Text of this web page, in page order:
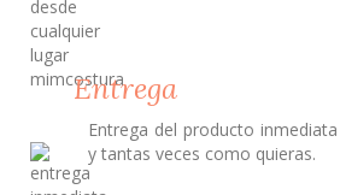
Entrega
Entrega del producto
y tantas veces como quieras.